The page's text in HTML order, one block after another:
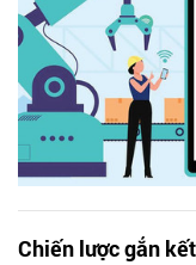
Chiến lược gắn